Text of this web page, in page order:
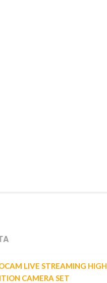
LIVE STREAMING HIGH
CAMERA SET